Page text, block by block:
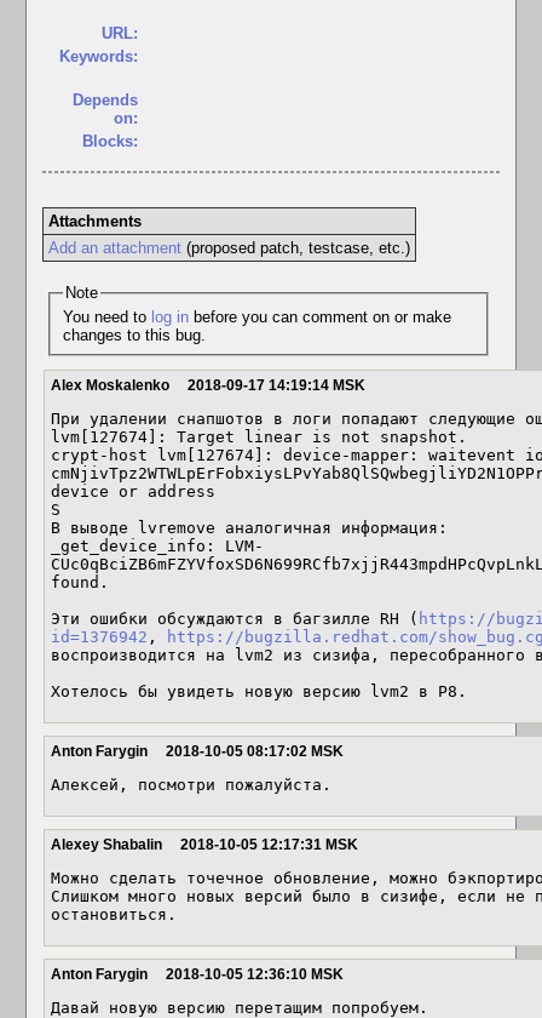
URL:
Keywords:
Depends
on:
Blocks:
Attachments
Add an attachment(proposed patch, testcase, etc.)
Note
You need to log inbefore you can comment on or make
changes to this bug.
Alex Moskalenko 2018-09-17 14:19:14 MSK
При удалении снапшотов в логи попадают следующие
lvm[127674]: Target linear is not snapshot.
crypt-host lvm[127674]: device-mapper: waitevent
device or address
S
В выводе lvremove аналогичная информация:
_get_device_info: LVM-
found.
Эти ошибки обсуждаются в багзилле RH ( https://
id=1376942 ,
https://bugzilla.redhat.com/
воспроизводится на lvm2 из сизифа, пересобранного
Хотелось бы увидеть новую версию lvm2 в P8.
Anton Farygin 2018-10-05 08:17:02 MSK
Алексей, посмотри пожалуйста.
Alexey Shabalin 2018-10-05 12:17:31 MSK
Можно сделать точечное обновление, можно
Слишком много новых версий было в сизифе, если не
остановиться.
Anton Farygin 2018-10-05 12:36:10 MSK
Давай новую версию перетащим попробуем.